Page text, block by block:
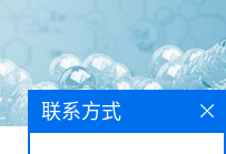
联系方式